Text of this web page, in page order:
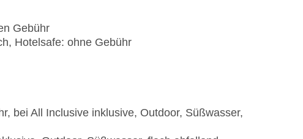
Gebühr
Hotelsafe: ohne Gebühr
bei All Inclusive inklusive, Outdoor, Süßwasser,